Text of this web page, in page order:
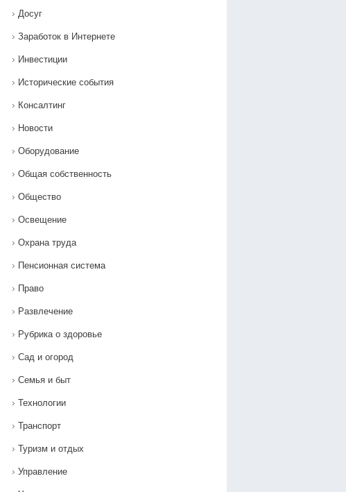
Досуг
Заработок в Интернете
Инвестиции
Исторические события
Консалтинг
Новости
Оборудование
Общая собственность
Общество
Освещение
Охрана труда
Пенсионная система
Право
Развлечение
Рубрика о здоровье
Сад и огород
Семья и быт
Технологии
Транспорт
Туризм и отдых
Управление